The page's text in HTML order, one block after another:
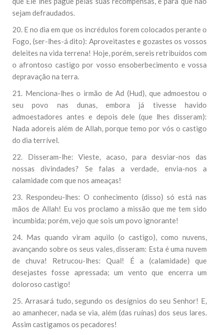
sejam defraudados.
20. E no dia em que os incrédulos forem colocados perante o
Fogo, (ser-lhes-á dito): Aproveitastes e gozastes os vossos
deleites na vida terrena! Hoje, porém, sereis retribuídos com
o afrontoso castigo por vosso ensoberbecimento e vossa
depravação na terra.
21. Menciona-lhes o irmão de Ad (Hud), que admoestou o
seu povo nas dunas, embora já tivesse havido
admoestadores antes e depois dele (que lhes disseram):
Nada adoreis além de Allah, porque temo por vós o castigo
do dia terrível.
22. Disseram-lhe: Vieste, acaso, para desviar-nos das
nossas divindades? Se falas a verdade, envia-nos a
calamidade com que nos ameaças!
23. Respondeu-lhes: O conhecimento (disso) só está nas
mãos de Allah! Eu vos proclamo a missão que me tem sido
incumbida; porém, vejo que sois um povo ignorante!
24. Mas quando viram aquilo (o castigo), como nuvens,
avançando sobre os seus vales, disseram: Esta é uma nuvem
de chuva! Retrucou-lhes: Qual! É a (calamidade) que
desejastes fosse apressada; um vento que encerra um
doloroso castigo!
25. Arrasará tudo, segundo os desígnios do seu Senhor! E,
ao amanhecer, nada se via, além (das ruínas) dos seus lares.
Assim castigamos os pecadores!